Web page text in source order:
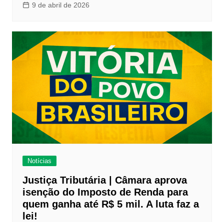
9 de abril de 2026
Notícias
Justiça Tributária | Câmara aprova
isenção do Imposto de Renda para
quem ganha até R$ 5 mil. A luta faz a
lei!